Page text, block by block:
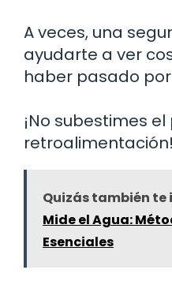
A veces, una
ayudarte a ver
haber pasado
¡No subestimes
retroalimentación!
Quizás también te
Mide el Agua:
Esenciales